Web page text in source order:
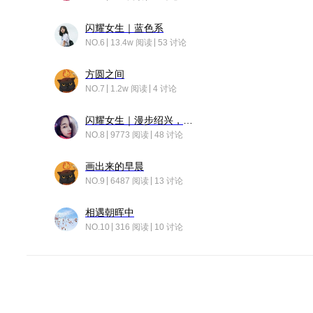
闪耀女生｜蓝色系
NO.6 13.4w 阅读 53 讨论
方圆之间
NO.7 1.2w 阅读 4 讨论
NO.8 9773 阅读 48 讨论
画出来的早晨
NO.9 6487 阅读 13 讨论
相遇朝晖中
NO.10 316 阅读 10 讨论